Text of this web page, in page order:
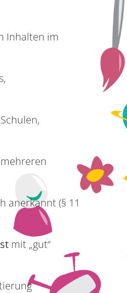
Inhalten im
anerkannt (§ 11
mit „gut“